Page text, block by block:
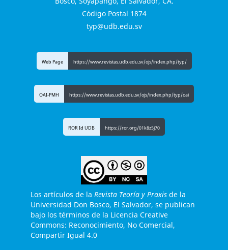
Código Postal 1874
typ@udb.edu.sv
Web Page https://www.revistas.udb.edu.sv/ojs/index.php/typ/
OAI-PMH https://www.revistas.udb.edu.sv/ojs/index.php/typ/oai
ROR Id UDB https://ror.org/01k8z5j70
Los artículos de la Revista Teoría y Praxisde la
Universidad Don Bosco, El Salvador, se publican
bajo los términos de la Licencia Creative
Commons: Reconocimiento, No Comercial,
Compartir Igual 4.0